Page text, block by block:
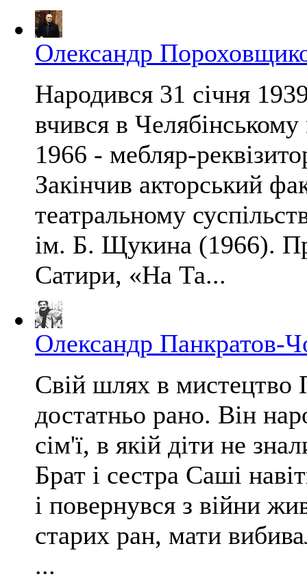
Олександр
Народився 31 січня
вчився в
1966 - мебляр-
Закінчив акторський
театральному
ім. Б. Щукина (1966).
Сатири, «На Та...
Олександр Панкратов-
Свій шлях в мистецтво
достатньо рано. Він
сім'ї, в якій діти не
Брат і сестра Саші
і повернувся з війни
старих ран, мати
...